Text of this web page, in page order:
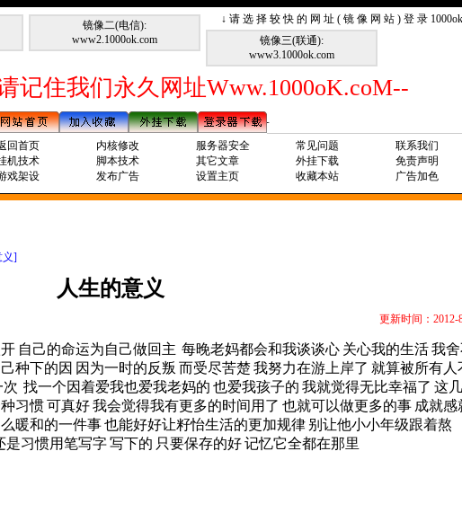
↓ 请 选 择 较 快 的 网 址 ( 镜 像 网 站 ) 登 录
镜像二(电信):
www2.1000ok.com
镜像三(联通):
www3.1000ok.com
记住我们永久网址Www.1000oK.coM--
回首页 内核修改 服务器安全 常见问题
联系我们
机技术
脚本技术 其它文章 外挂下载
免责声明
戏架设
发布广告 设置主页 收藏本站 广告加色
义]
人生的意义
更新时间：2012-
自己的命运为自己做回主 每晚老妈都会和我谈谈心 关心我的生活我
种下的因 因为一时的反叛 而受尽苦楚我努力在游上岸了 就算被所有人
次 找一个因着爱我也爱我老妈的 也爱我孩子的 我就觉得无比幸福了 这
习惯可真好我会觉得我有更多的时间用了 也就可以做更多的事 成就感
暖和的一件事也能好好让籽怡生活的更加规律 别让他小小年级跟着熬
是习惯用笔写字写下的 只要保存的好记忆它全都在那里